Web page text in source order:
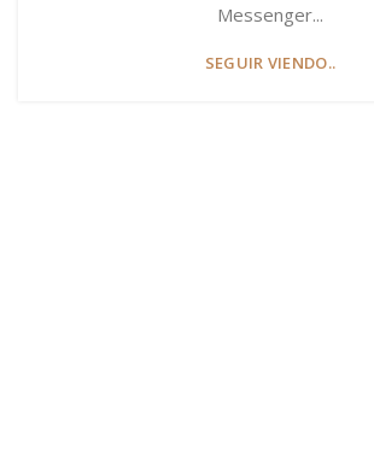
Messenger...
SEGUIR VIENDO..